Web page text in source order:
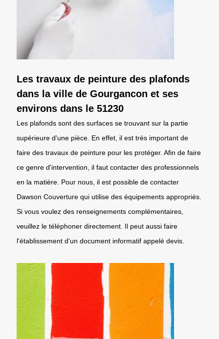
Les travaux de peinture des plafonds
dans la ville de Gourgancon et ses
environs dans le 51230
Les plafonds sont des surfaces se trouvant sur la partie
supérieure d'une pièce. En effet, il est très important de
faire des travaux de peinture pour les protéger. Afin de faire
ce genre d'intervention, il faut contacter des professionnels
en la matière. Pour nous, il est possible de contacter
Dawson Couverture qui utilise des équipements appropriés.
Si vous voulez des renseignements complémentaires,
veuillez le téléphoner directement. Il peut aussi faire
l'établissement d'un document informatif appelé devis.